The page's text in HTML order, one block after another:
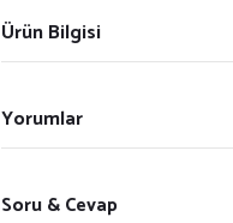
Ürün Bilgisi
Yorumlar
Soru & Cevap